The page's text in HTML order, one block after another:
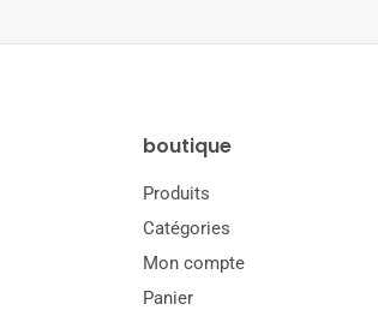
boutique
Produits
Catégories
Mon compte
Panier